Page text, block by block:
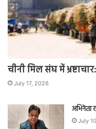
चीनी मिल संघ में
July 17, 2026
अभिनेता
July